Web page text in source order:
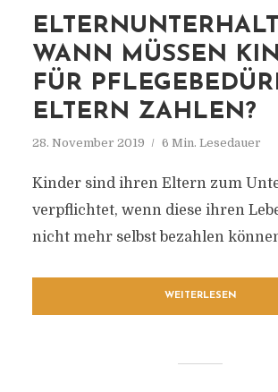
WANN MÜSSEN
FÜR
ELTERN ZAHLEN?
28. November 2019 6 Min. Lesedauer
Kinder sind ihren Eltern zum
verpflichtet, wenn diese ihren
nicht mehr selbst bezahlen
WEITERLESEN